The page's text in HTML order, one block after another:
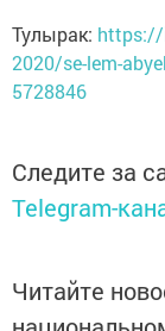
Тулырак:
2020/se-lem-
5728846
Следите за
Telegram-
Читайте